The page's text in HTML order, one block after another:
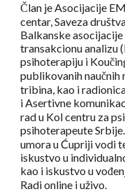
Član je Asocijacije
centar, Saveza
Balkanske
transakcionu analizu
psihoterapiju i
publikovanih naučnih
tribina, kao i
i Asertivne
rad u Kol centru za
psihoterapeute
umora u Ćupriji vodi
iskustvo u
kao i iskustvo u
Radi online i uživo.